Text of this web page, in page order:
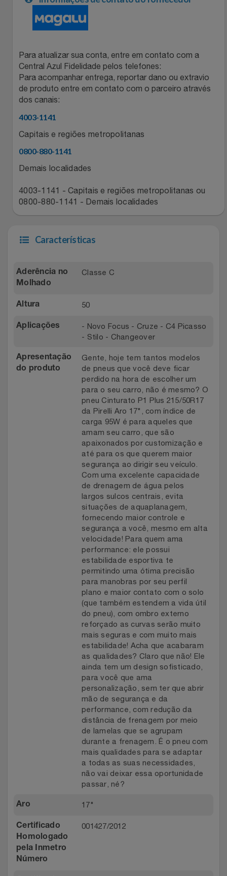
Utilidades Industriais
Vestuário
Top Store
Tramontina
Três Corações
Para atualizar sua conta, entre em contato com a
Central Azul Fidelidade pelos telefones:
Para acompanhar entrega, reportar dano ou extravio
de produto entre em contato com o parceiro através
dos canais:
4003-1141
Capitais e regiões metropolitanas
0800-880-1141
Demais localidades
4003-1141 - Capitais e regiões metropolitanas ou
0800-880-1141 - Demais localidades
Características
Aderência no
Molhado
Classe C
Altura 50
Aplicações
- Novo Focus - Cruze - C4 Picasso
- Stilo - Changeover
Apresentação
do produto
Gente, hoje tem tantos modelos
de pneus que você deve ficar
perdido na hora de escolher um
para o seu carro, não é mesmo? O
pneu Cinturato P1 Plus 215/50R17
da Pirelli Aro 17", com índice de
carga 95W é para aqueles que
amam seu carro, que são
apaixonados por customização e
até para os que querem maior
segurança ao dirigir seu veículo.
Com uma excelente capacidade
de drenagem de água pelos
largos sulcos centrais, evita
situações de aquaplanagem,
fornecendo maior controle e
segurança a você, mesmo em alta
velocidade! Para quem ama
performance: ele possui
estabilidade esportiva te
permitindo uma ótima precisão
para manobras por seu perfil
plano e maior contato com o solo
(que também estendem a vida útil
do pneu), com ombro externo
reforçado as curvas serão muito
mais seguras e com muito mais
estabilidade! Acha que acabaram
as qualidades? Claro que não! Ele
ainda tem um design sofisticado,
para você que ama
personalização, sem ter que abrir
mão de segurança e da
performance, com redução da
distância de frenagem por meio
de lamelas que se agrupam
durante a frenagem. É o pneu com
mais qualidades para se adaptar
a todas as suas necessidades,
não vai deixar essa oportunidade
passar, né?
Aro 17"
Certificado
Homologado
pela Inmetro
Número
001427/2012